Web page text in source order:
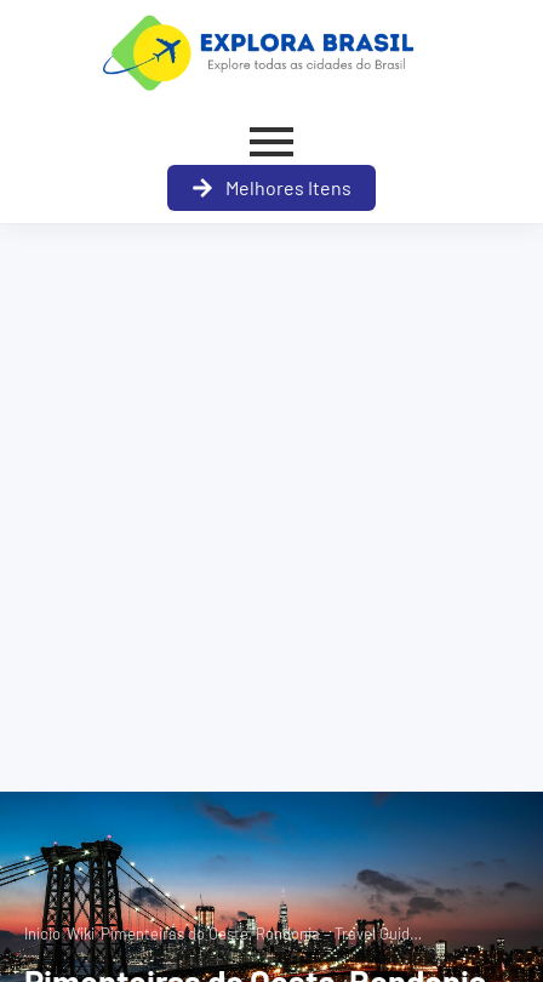
Melhores Itens
Início›Wiki›Pimenteiras do Oeste, Rondonia – Travel Guid…